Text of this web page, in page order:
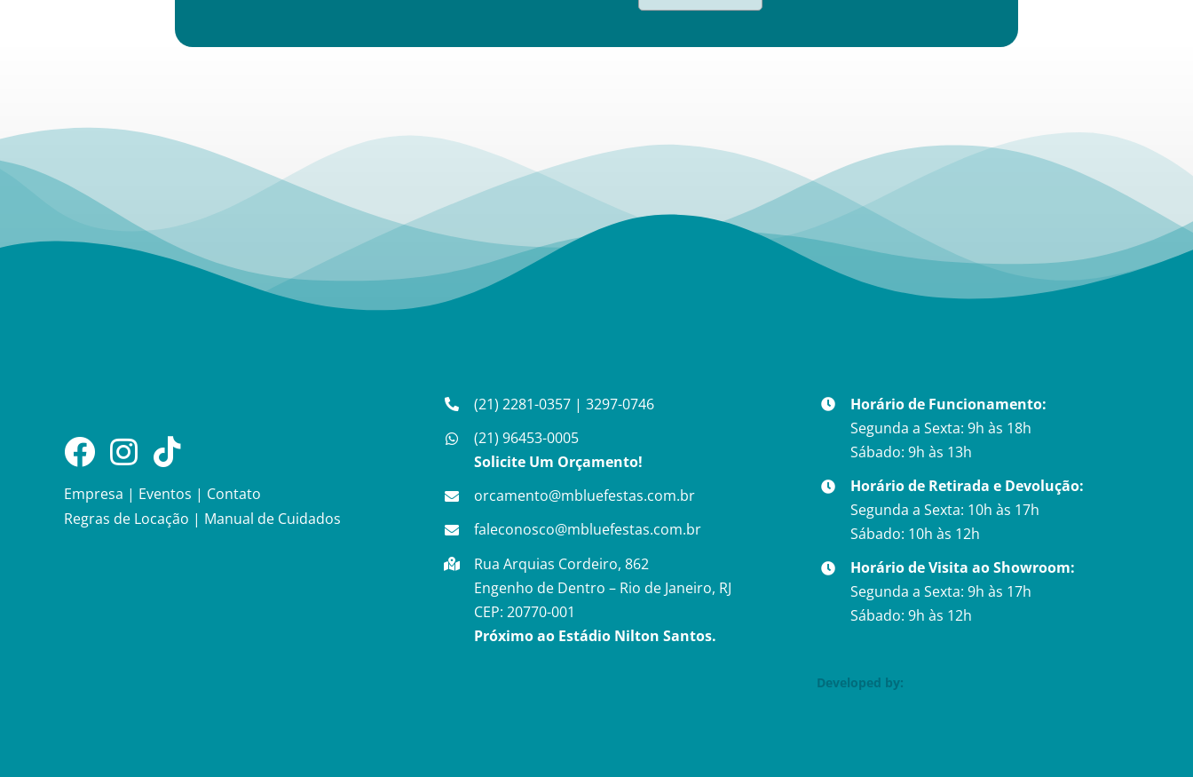
Empresa | Eventos | Contato
Regras de Locação | Manual de Cuidados
(21) 2281-0357 |3297-0746
(21) 96453-0005
Solicite Um Orçamento!
orcamento@mbluefestas.com.br
faleconosco@mbluefestas.com.br
Rua Arquias Cordeiro, 862
Engenho de Dentro – Rio de Janeiro, RJ
CEP: 20770-001
Próximo ao Estádio Nilton Santos.
Horário de Funcionamento:
Segunda a Sexta: 9h às 18h
Sábado: 9h às 13h
Horário de Retirada e Devolução:
Segunda a Sexta: 10h às 17h
Sábado: 10h às 12h
Horário de Visita ao Showroom:
Segunda a Sexta: 9h às 17h
Sábado: 9h às 12h
Developed by: